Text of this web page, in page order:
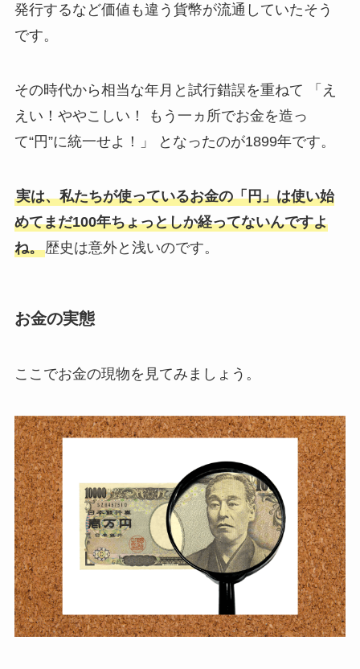
発行するなど価値も違う貨幣が流通していたそう
です。
その時代から相当な年月と試行錯誤を重ねて 「え
えい！ややこしい！ もう一ヵ所でお金を造っ
て“円”に統一せよ！」 となったのが1899年です。
実は、私たちが使っているお金の「円」は使い始
めてまだ100年ちょっとしか経ってないんですよ
ね。歴史は意外と浅いのです。
お金の実態
ここでお金の現物を見てみましょう。